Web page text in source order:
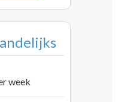
week